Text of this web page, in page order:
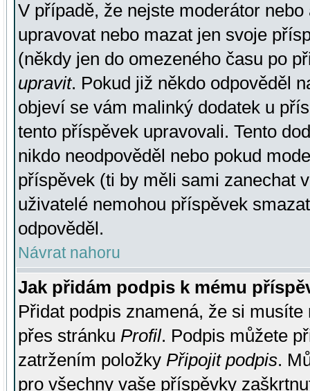
V případě, že nejste moderátor
upravovat nebo mazat jen svoje
(někdy jen do omezeného času po
upravit. Pokud již někdo odpověděl
objeví se vám malinký dodatek u
tento příspěvek upravovali. Tento
nikdo neodpověděl nebo pokud
příspěvek (ti by měli sami zanechat
uživatelé nemohou příspěvek
odpověděl.
Návrat nahoru
Jak přidám podpis k mému
Přidat podpis znamená, že si
přes stránku Profil. Podpis můžete
zatržením položky Připojit podpis.
pro všechny vaše příspěvky